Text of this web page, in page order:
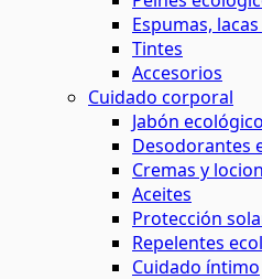
Espumas,
Tintes
Accesorios
Cuidado corporal
Jabón
Desodorantes
Cremas y
Aceites
Protección
Repelentes
Cuidado íntimo